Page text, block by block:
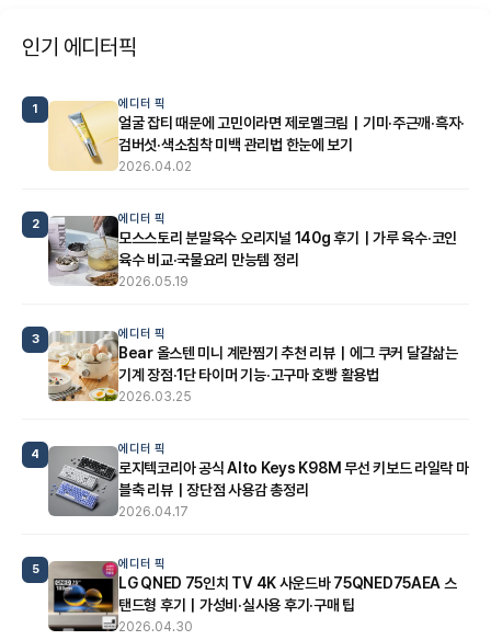
인기 에디터픽
1 에디터 픽
얼굴 잡티 때문에 고민이라면 제로멜크림｜기미·주근깨·흑자·
검버섯·색소침착 미백 관리법 한눈에 보기
2026.04.02
2 에디터 픽
모스스토리 분말육수 오리지널 140g 후기｜가루 육수·코인
육수 비교·국물요리 만능템 정리
2026.05.19
3 에디터 픽
Bear 올스텐 미니 계란찜기 추천 리뷰｜에그 쿠커 달걀삶는
기계 장점·1단 타이머 기능·고구마 호빵 활용법
2026.03.25
4 에디터 픽
로지텍코리아 공식 Alto Keys K98M 무선 키보드 라일락 마
블축 리뷰｜장단점 사용감 총정리
2026.04.17
5 에디터 픽
LG QNED 75인치 TV 4K 사운드바 75QNED75AEA 스
탠드형 후기｜가성비·실사용 후기·구매 팁
2026.04.30